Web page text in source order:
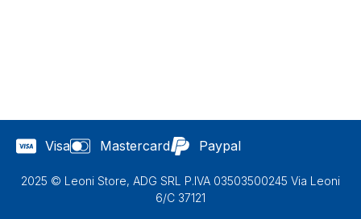
Visa Mastercard Paypal
2025 © Leoni Store, ADG SRL P.IVA 03503500245 Via Leoni
6/C 37121